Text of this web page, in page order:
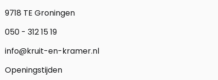
9718 TE Groningen
050 - 312 15 19
info@kruit-en-kramer.nl
Openingstijden